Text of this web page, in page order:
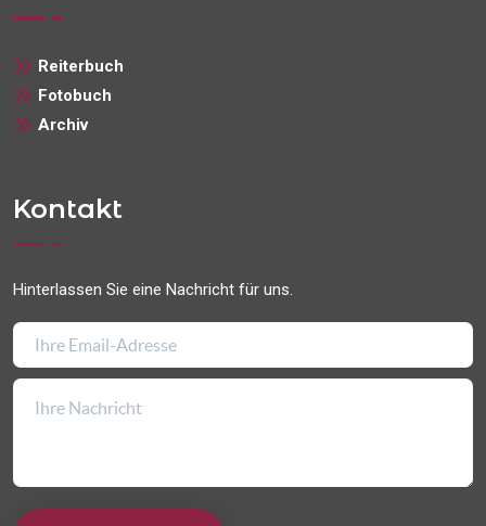
Reiterbuch
Fotobuch
Archiv
Kontakt
Hinterlassen Sie eine Nachricht für uns.